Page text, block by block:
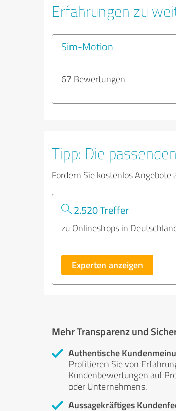
Erfahrungen zu
Sim-Motion
67 Bewertungen
Tipp: Die
Fordern Sie kostenlos
2.520 Treffer
zu Onlineshops in
Experten anzeigen
Mehr Transparenz und
Authentische
Profitieren Sie von
Kundenbewertungen auf
oder Unternehmens.
Aussagekräftiges